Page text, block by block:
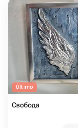
Último
Свобода